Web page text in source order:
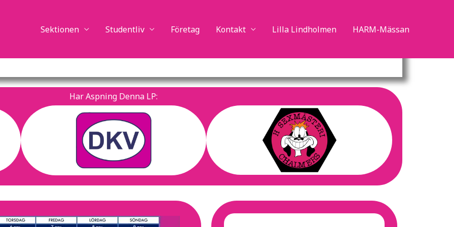
Sektionen Studentliv Företag Kontakt Lilla Lindholmen HARM-Mässan
Har Aspning Denna LP: